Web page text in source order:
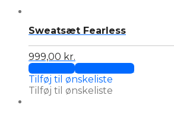
Sweatsæt Fearless
999,00 kr.
Quick ViewSelect optionsThis
Tilføj til ønskeliste
Tilføj til ønskeliste